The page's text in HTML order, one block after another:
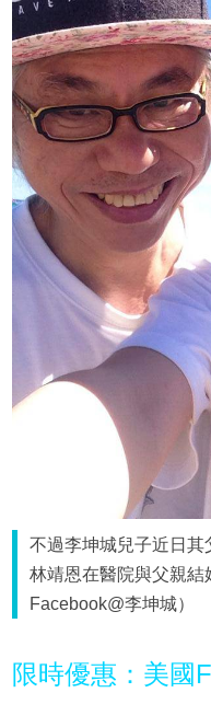
不過李坤城兒子近日
林靖恩在醫院與父親結
Facebook@李坤城）
限時優惠：美國